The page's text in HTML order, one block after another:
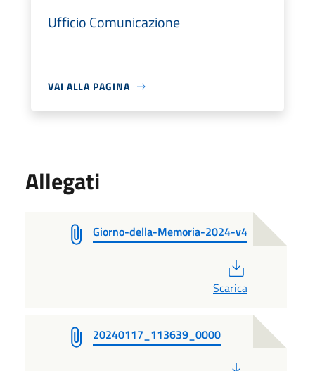
Ufficio Comunicazione
VAI ALLA PAGINA
Allegati
Giorno-della-Memoria-2024-v4
Scarica
20240117_113639_0000